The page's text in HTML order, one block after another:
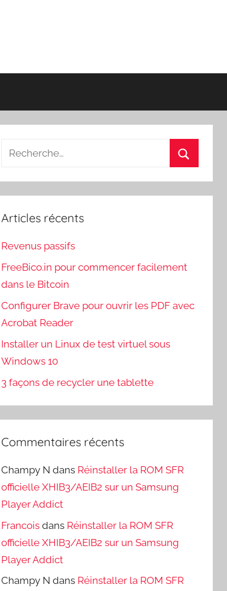
Recherche
:
Articles récents
Revenus passifs
FreeBico.in pour commencer facilement
dans le Bitcoin
Configurer Brave pour ouvrir les PDF avec
Acrobat Reader
Installer un Linux de test virtuel sous
Windows 10
3 façons de recycler une tablette
Commentaires récents
Champy N dans Réinstaller la ROM SFR
officielle XHIB3/AEIB2 sur un Samsung
Player Addict
Francois dans Réinstaller la ROM SFR
officielle XHIB3/AEIB2 sur un Samsung
Player Addict
Champy N dans Réinstaller la ROM SFR